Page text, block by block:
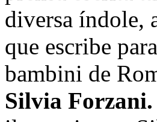
diversa índole,
que escribe
bambini de
Silvia Forzani.